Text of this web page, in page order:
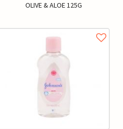
OLIVE & ALOE 125G
+